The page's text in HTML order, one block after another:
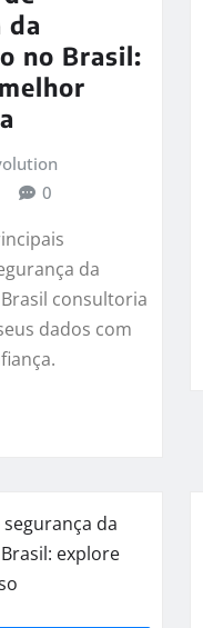
da
no Brasil:
0
da
consultoria
dados com